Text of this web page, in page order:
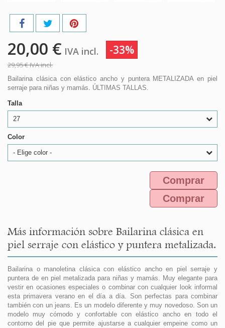
20,00 € IVA incl. -33%
29,95 €IVA incl.
Bailarina clásica con elástico ancho y puntera METALIZADA en piel
serraje para niñas y mamás. ÚLTIMAS TALLAS.
Talla
27
Color
- Elige color -
Comprar
Comprar
Más información sobre Bailarina clásica en
piel serraje con elástico y puntera metalizada.
Bailarina o manoletina clásica con elástico ancho en piel serraje y
puntera de en piel metalizada para niñas y mamás. Muy elegante para
vestir en ocasiones especiales o combinar con cualquier look informal
esta primavera verano en el día a día. Son perfectas para combinar
también con un jeans. Es un modelo diferente y muy novedoso. Son un
modelo muy cómodo y confortable con elástico ancho en todo el
contorno del pie que permite ajustarse a cualquier empeine como un